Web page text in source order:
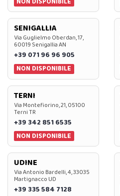
SENIGALLIA
Via Guglielmo Oberdan, 17,
60019 Senigallia AN
+39 071 96 96 905
NON DISPONIBILE
TERNI
Via Montefiorino, 21, 05100
Terni TR
+39 342 851 6535
NON DISPONIBILE
UDINE
Via Antonio Bardelli, 4, 33035
Martignacco UD
+39 335 584 7128